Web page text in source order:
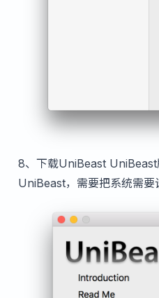
8、下载UniBeast
UniBeast，需要把系统需要